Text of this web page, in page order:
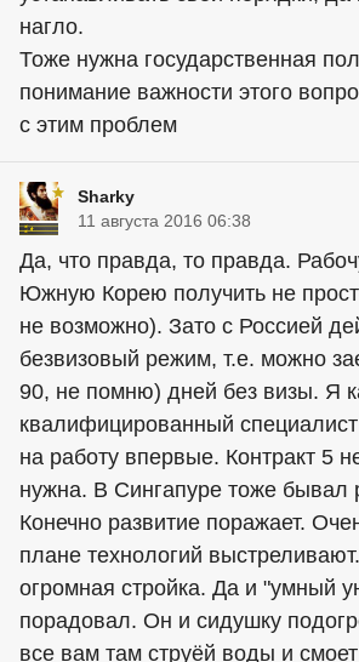
нагло.
Тоже нужна государственная
понимание важности этого
с этим проблем
Sharky
11 августа 2016 06:38
Да, что правда, то правда.
Южную Корею получить не
не возможно). Зато с Россией
безвизовый режим, т.е. можно
90, не помню) дней без визы. Я
квалифицированный
на работу впервые. Контракт 5
нужна. В Сингапуре тоже бывал
Конечно развитие поражает.
плане технологий
огромная стройка. Да и "умный
порадовал. Он и сидушку
все вам там струёй воды и